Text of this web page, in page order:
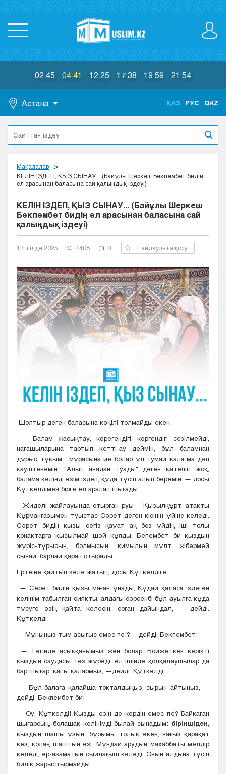
02:45 04:41 12:25 17:38 19:59 21:54
Астана
Астана
Алматы
Актобе
Атырау
Жезказган
Кокшетау
Костанай
Кызылорда
Павлодар
Семей
Талдыкорган
Тараз
Туркестан
Уральск
Усть-Каменогорск
Шымкент
ҚАЗ РУС QAZ
Мақалалар
КЕЛІН ІЗДЕП, ҚЫЗ СЫНАУ... (Байұлы Шеркеш Бекпембет бидің
ел арасынан баласына сай қалыңдық іздеуі)
КЕЛІН ІЗДЕП, ҚЫЗ СЫНАУ... (Байұлы Шеркеш
Бекпембет бидің ел арасынан баласына сай
қалыңдық іздеуі)
17 шілде 2025 4408 0 Таңдаулыға қосу
Шолтыр деген баласына көңілі толмайды екен.
— Балам жасықтау, көрегендігі, көргендігі сезілмейді,
нағашыларына тартып кетті-ау деймін, бұл баламнан
дұрыс тұқым, мұрасына ие болар ұл тумай қала ма деп
қауіптенемін. "Алып анадан туады" деген қателігі жоқ,
балама келінді өзім іздеп, құда түсіп алып беремін, — досы
Құткелдімен бірге ел аралап шығады. ...
Жиделі жайлауында отырған руы —Қызылқұрт, атақты
Құрманғазымен туыстас Сәрет деген кісінің үйіне келеді.
Сәрет бидің қызы сегіз қаүат ақ боз үйдің іші толы
қонақтарға қысылмай шәй құяды. Бепембет би қыздың
жүріс-тұрысын, болмысын, қимылын мүлт жібермей
сынай, барлай қарап отырады.
Ертеіне қайтып келе жатып, досы Құткелдіге:
— Сәрет бидің қызы маған ұнады, Құдай қаласа іздеген
келінім табылған сияқты, алдағы сәрсенбі бұл ауылға құда
түсуге өзің қайта келесің, соған дайындал, — дейді.
Құткелді:
—Мұныңыз тым асығыс емес пе!? —дейді. Бекпембет:
— Тегінде асыққанымыз жөн болар. Бойжеткен көрікті
қыздың саудасы тез жүреді, ел ішінде қолқалаушылар да
бар шығар, қапы қалармыз, —дейді. Құткелді:
— Бұл балаға қалайша тоқталдыңыз, сырын айтыңыз, —
дейді. Бекпеибет би:
—Оу, Құткелді! Қызды өзің де көрдің емес пе? Байқаған
шығарсың, болашақ келінімді былай сынадым: біріншіден
қыздың шашы ұзын, бұрымы толық екен, нағыз қарақат
көз, қолаң шаштың өзі. Мұндай арудың махаббаты мөлдір
келеді, ер-азаматын сыйлағыш келеді. Оның алдына түсіп
билік жарыстырмайды.